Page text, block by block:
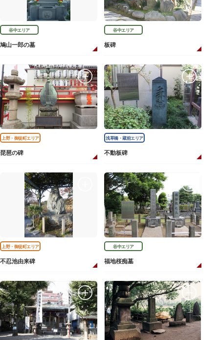
谷中エリア
鳩山一郎の墓
谷中エリア
板碑
上野・御徒町エリア
琵琶の碑
浅草橋・蔵前エリア
不動板碑
上野・御徒町エリア
不忍池由来碑
谷中エリア
福地桜痴墓